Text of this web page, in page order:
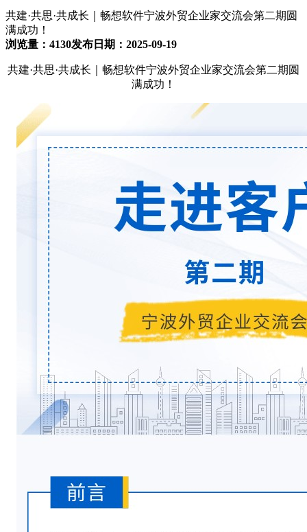
共建·共思·共成长｜畅想软件宁波外贸企业家交流会第二期圆
满成功！
浏览量：4130发布日期：2025-09-19
共建·共思·共成长｜畅想软件宁波外贸企业家交流会第二期圆
满成功！